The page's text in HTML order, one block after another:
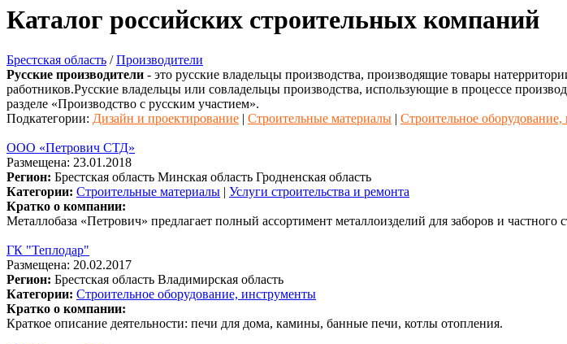
Каталог российских строительных компаний
Брестская область /Производители
Русские производители - это русские владельцы производства, производящие товары
работников.Русские владельцы или совладельцы производства, использующие в процессе
разделе «Производство с русским участием».
Подкатегории: Дизайн и проектирование | Строительные материалы | Строительное
ООО «Петрович СТД»
Размещена: 23.01.2018
Регион: Брестская область Минская область Гродненская область
Категории: Строительные материалы | Услуги строительства и ремонта
Кратко о компании:
Металлобаза «Петрович» предлагает полный ассортимент металлоизделий для заборов и частного
ГК "Теплодар"
Размещена: 20.02.2017
Регион: Брестская область Владимирская область
Категории: Строительное оборудование, инструменты
Кратко о компании:
Краткое описание деятельности: печи для дома, камины, банные печи, котлы отопления.